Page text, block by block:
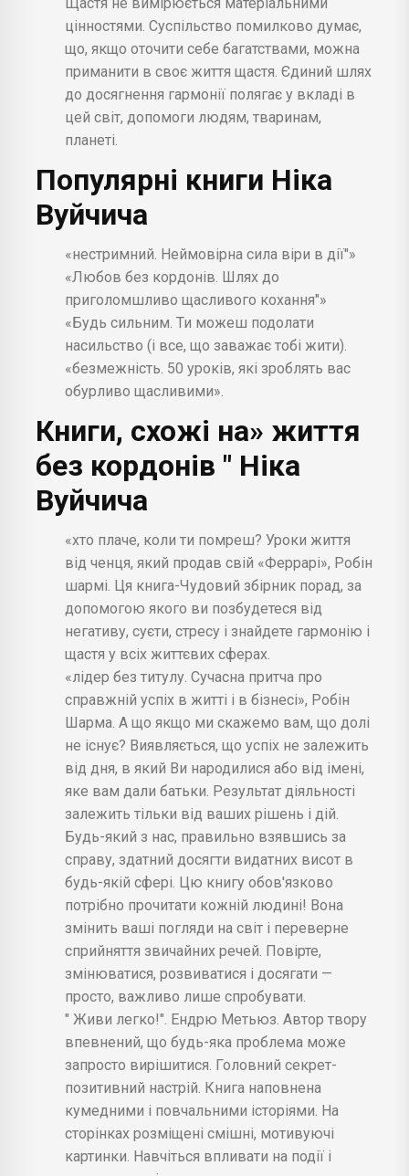
цінностями. Суспільство помилково думає,
що, якщо оточити себе багатствами, можна
приманити в своє життя щастя. Єдиний шлях
до досягнення гармонії полягає у вкладі в
цей світ, допомоги людям, тваринам,
планеті.
Популярні книги Ніка
Вуйчича
«нестримний. Неймовірна сила віри в дії"»
«Любов без кордонів. Шлях до
приголомшливо щасливого кохання"»
«Будь сильним. Ти можеш подолати
насильство (і все, що заважає тобі жити).
«безмежність. 50 уроків, які зроблять вас
обурливо щасливими».
Книги, схожі на» життя
без кордонів " Ніка
Вуйчича
«хто плаче, коли ти помреш? Уроки життя
від ченця, який продав свій «Феррарі», Робін
шармі. Ця книга-Чудовий збірник порад, за
допомогою якого ви позбудетеся від
негативу, суєти, стресу і знайдете гармонію і
щастя у всіх життєвих сферах.
«лідер без титулу. Сучасна притча про
справжній успіх в житті і в бізнесі», Робін
Шарма. А що якщо ми скажемо вам, що долі
не існує? Виявляється, що успіх не залежить
від дня, в який Ви народилися або від імені,
яке вам дали батьки. Результат діяльності
залежить тільки від ваших рішень і дій.
Будь-який з нас, правильно взявшись за
справу, здатний досягти видатних висот в
будь-якій сфері. Цю книгу обов'язково
потрібно прочитати кожній людині! Вона
змінить ваші погляди на світ і переверне
сприйняття звичайних речей. Повірте,
змінюватися, розвиватися і досягати —
просто, важливо лише спробувати.
" Живи легко!". Ендрю Метьюз. Автор твору
впевнений, що будь-яка проблема може
запросто вирішитися. Головний секрет-
позитивний настрій. Книга наповнена
кумедними і повчальними історіями. На
сторінках розміщені смішні, мотивуючі
картинки. Навчіться впливати на події і